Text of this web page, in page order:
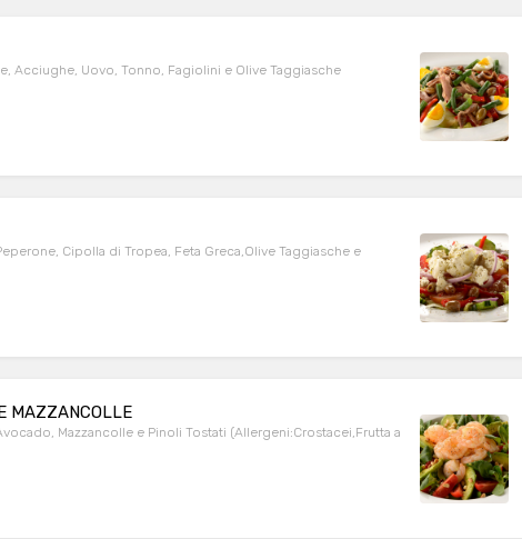
Acciughe, Uovo, Tonno, Fagiolini e Olive Taggiasche
Cipolla di Tropea, Feta Greca,Olive Taggiasche e
MAZZANCOLLE
Mazzancolle e Pinoli Tostati (Allergeni:Crostacei,Frutta a